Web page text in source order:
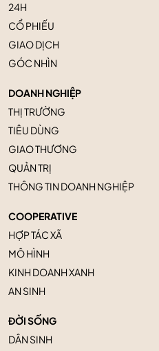
24H
CỔ PHIẾU
GIAO DỊCH
GÓC NHÌN
DOANH NGHIỆP
THỊ TRƯỜNG
TIÊU DÙNG
GIAO THƯƠNG
QUẢN TRỊ
THÔNG TIN DOANH NGHIỆP
COOPERATIVE
HỢP TÁC XÃ
MÔ HÌNH
KINH DOANH XANH
AN SINH
ĐỜI SỐNG
DÂN SINH